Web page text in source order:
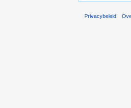
Privacybeleid